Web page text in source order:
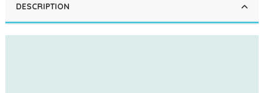
DESCRIPTION